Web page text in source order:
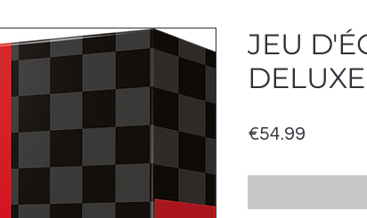
JEU
DELUXE
€54.99